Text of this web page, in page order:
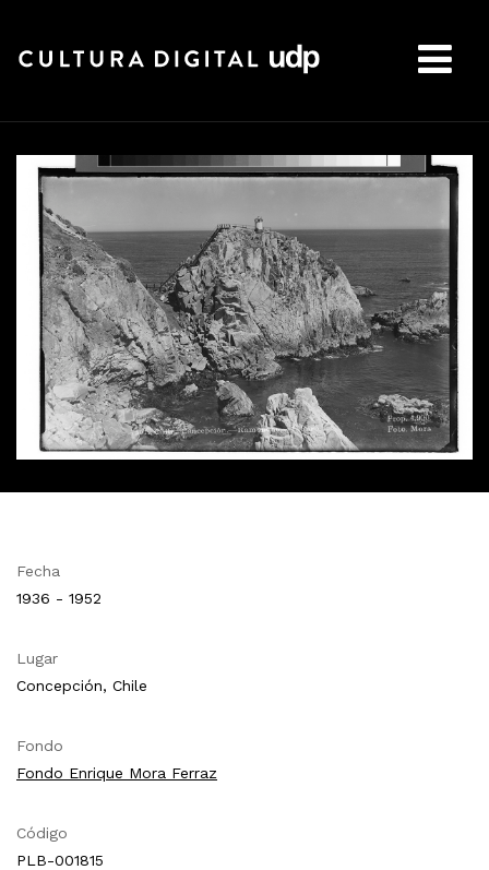
Fecha
1936 - 1952
Lugar
Concepción, Chile
Fondo
Fondo Enrique Mora Ferraz
Código
PLB-001815